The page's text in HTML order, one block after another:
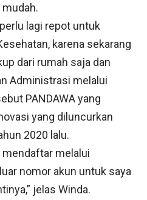
lagi repot untuk
karena sekarang
dari rumah saja dan
Administrasi melalui
PANDAWA yang
yang diluncurkan
2020 lalu.
mendaftar melalui
nomor akun untuk saya
jelas Winda.